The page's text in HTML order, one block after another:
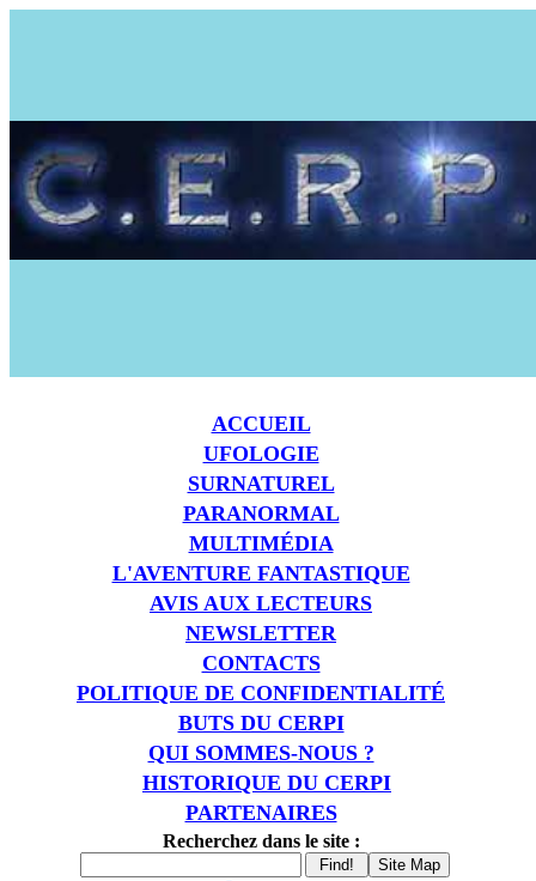
ACCUEIL
UFOLOGIE
SURNATUREL
PARANORMAL
MULTIMÉDIA
L'AVENTURE FANTASTIQUE
AVIS AUX LECTEURS
NEWSLETTER
CONTACTS
POLITIQUE DE CONFIDENTIALITÉ
BUTS DU CERPI
QUI SOMMES-NOUS ?
HISTORIQUE DU CERPI
PARTENAIRES
Recherchez dans le site :